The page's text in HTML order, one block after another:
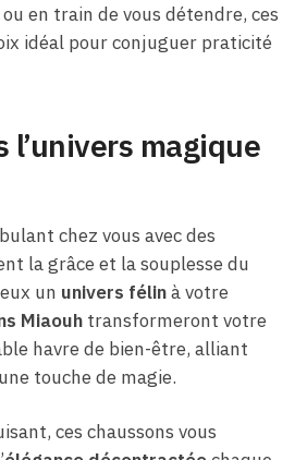
en train de vous détendre, ces
idéal pour conjuguer praticité
l’univers magique
chez vous avec des
la grâce et la souplesse du
un univers félinà votre
Miaouh transformeront votre
havre de bien-être, alliant
touche de magie.
ces chaussons vous